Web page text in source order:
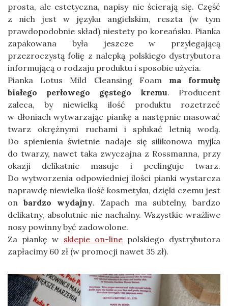
prosta, ale estetyczna, napisy nie ścierają się. Część
z nich jest w języku angielskim, reszta (w tym
prawdopodobnie skład) niestety po koreańsku. Pianka
zapakowana była jeszcze w przylegającą
przezroczystą folię z nalepką polskiego dystrybutora
informującą o rodzaju produktu i sposobie użycia.
Pianka Lotus Mild Cleansing Foam ma formułę
białego perłowego gęstego kremu. Producent
zaleca, by niewielką ilość produktu rozetrzeć
w dłoniach wytwarzając piankę a następnie masować
twarz okrężnymi ruchami i spłukać letnią wodą.
Do spienienia świetnie nadaje się silikonowa myjka
do twarzy, nawet taka zwyczajna z Rossmanna, przy
okazji delikatnie masuje i peelinguje twarz.
Do wytworzenia odpowiedniej ilości pianki wystarcza
naprawdę niewielka ilość kosmetyku, dzięki czemu jest
onbardzo wydajny. Zapach ma subtelny, bardzo
delikatny, absolutnie nie nachalny. Wszystkie wrażliwe
nosy powinny być zadowolone.
Za piankę w sklepie on-linepolskiego dystrybutora
zapłacimy 60 zł (w promocji nawet 35 zł).